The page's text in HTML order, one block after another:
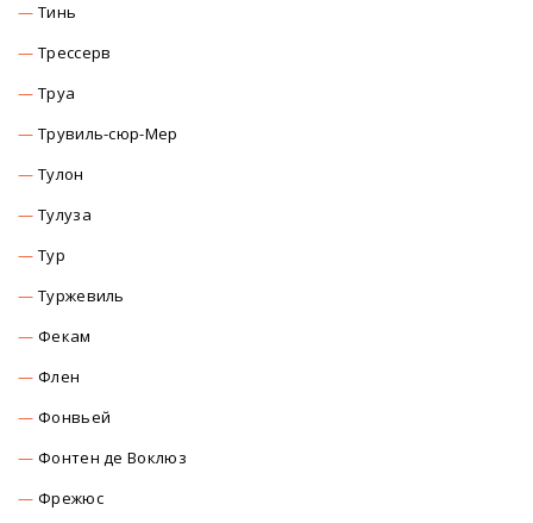
Тинь
Трессерв
Труа
Трувиль-сюр-Мер
Тулон
Тулуза
Тур
Туржевиль
Фекам
Флен
Фонвьей
Фонтен де Воклюз
Фрежюс